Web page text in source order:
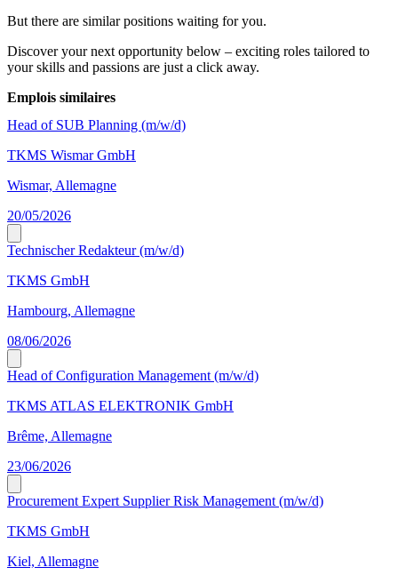
But there are similar positions waiting for you.
Discover your next opportunity below – exciting roles tailored to
your skills and passions are just a click away.
Emplois similaires
Head of SUB Planning (m/w/d)
TKMS Wismar GmbH
Wismar, Allemagne
20/05/2026
Technischer Redakteur (m/w/d)
TKMS GmbH
Hambourg, Allemagne
08/06/2026
Head of Configuration Management (m/w/d)
TKMS ATLAS ELEKTRONIK GmbH
Brême, Allemagne
23/06/2026
Procurement Expert Supplier Risk Management (m/w/d)
TKMS GmbH
Kiel, Allemagne